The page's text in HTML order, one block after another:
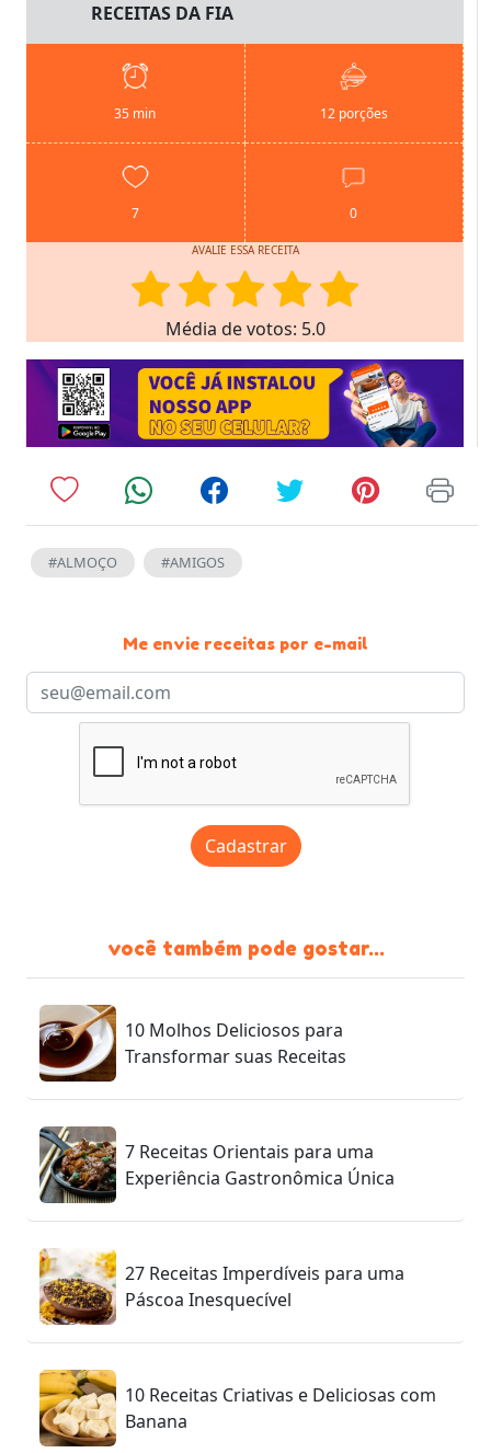
RECEITAS DA FIA
35 min 12 porções
7 0
AVALIE ESSA RECEITA
Média de votos: 5.0
#ALMOÇO #AMIGOS
Me envie receitas por e-mail
Cadastrar
você também pode gostar...
10 Molhos Deliciosos para
Transformar suas Receitas
7 Receitas Orientais para uma
Experiência Gastronômica Única
27 Receitas Imperdíveis para uma
Páscoa Inesquecível
10 Receitas Criativas e Deliciosas com
Banana